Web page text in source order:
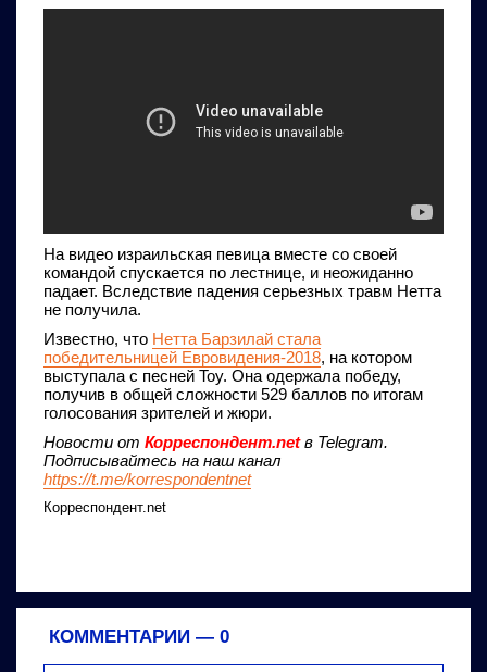
На видео израильская певица вместе со своей
командой спускается по лестнице, и неожиданно
падает. Вследствие падения серьезных травм Нетта
не получила.
Известно, что Нетта Барзилай стала
победительницей Евровидения-2018, на котором
выступала с песней Toy. Она одержала победу,
получив в общей сложности 529 баллов по итогам
голосования зрителей и жюри.
Новости от Корреспондент.netв Telegram.
Подписывайтесь на наш канал
https://t.me/korrespondentnet
Корреспондент.net
КОММЕНТАРИИ — 0